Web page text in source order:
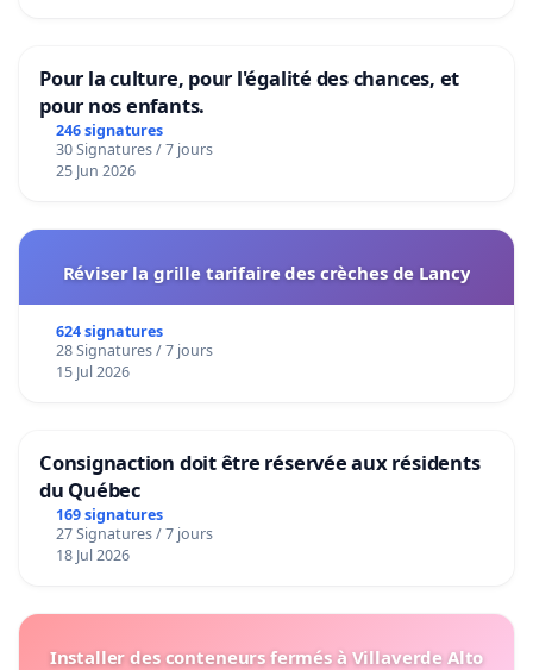
Pour la culture, pour l'égalité des chances, et
pour nos enfants.
246 signatures
30 Signatures / 7 jours
25 Jun 2026
Réviser la grille tarifaire des crèches de Lancy
624 signatures
28 Signatures / 7 jours
15 Jul 2026
Consignaction doit être réservée aux résidents
du Québec
169 signatures
27 Signatures / 7 jours
18 Jul 2026
Installer des conteneurs fermés à Villaverde Alto